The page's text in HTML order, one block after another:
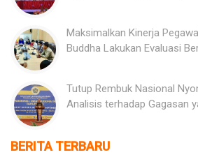
Maksimalkan Kinerja
Buddha Lakukan Evaluasi
Tutup Rembuk Nasional
Analisis terhadap Gagasan
BERITA TERBARU